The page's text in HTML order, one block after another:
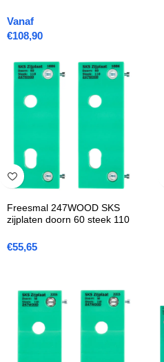
Vanaf
€108,90
Freesmal 247WOOD SKS
zijplaten doorn 60 steek 110
€55,65